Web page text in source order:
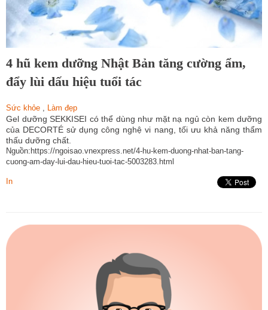
4 hũ kem dưỡng Nhật Bản tăng cường ẩm,
đẩy lùi dấu hiệu tuổi tác
Sức khỏe , Làm đẹp
Gel dưỡng SEKKISEI có thể dùng như mặt nạ ngủ còn kem dưỡng
của DECORTÉ sử dụng công nghệ vi nang, tối ưu khả năng thẩm
thấu dưỡng chất.
Nguồn:https://ngoisao.vnexpress.net/4-hu-kem-duong-nhat-ban-tang-
cuong-am-day-lui-dau-hieu-tuoi-tac-5003283.html
In